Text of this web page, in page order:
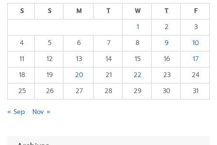
S
S M T W T
F
1
2
3
4
5 6 7 8 9
10
11
12 13 14 15 16
17
18
19 20 21 22 23
24
25
26 27 28 29 30 31
« Sep Nov »